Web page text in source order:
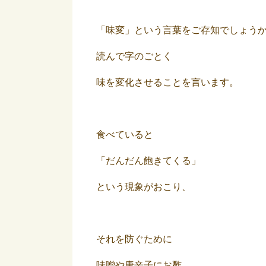
「味変」という言葉をご存知でしょう
読んで字のごとく
味を変化させることを言います。
食べていると
「だんだん飽きてくる」
という現象がおこり、
それを防ぐために